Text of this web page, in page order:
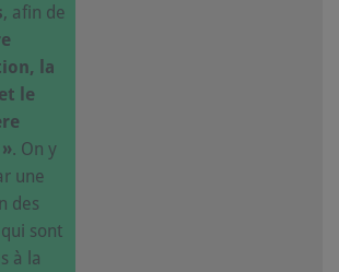
, afin de
la
le
. On y
une
des
sont
à la